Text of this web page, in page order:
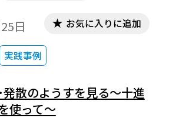
日
実践事例
お気に入りに追加
散のようすを見る～十進
使って～